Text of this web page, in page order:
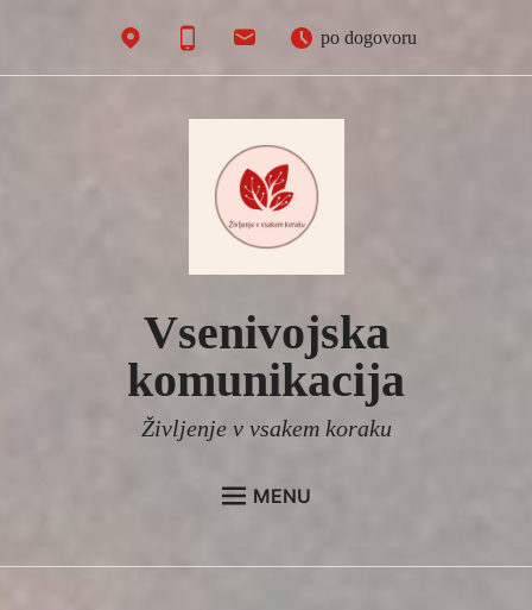
po dogovoru
Vsenivojska
komunikacija
Življenje v vsakem koraku
MENU
child